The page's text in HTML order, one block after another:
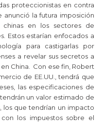
proteccionistas en contra
anunció la futura imposición
chinas en los sectores de
Estos estarían enfocados a
para castigarlas por
a revelar sus secretos a
China. Con ese fin, Robert
de EE.UU., tendrá que
las especificaciones de
un valor estimado de
los que tendrían un impacto
los impuestos sobre el